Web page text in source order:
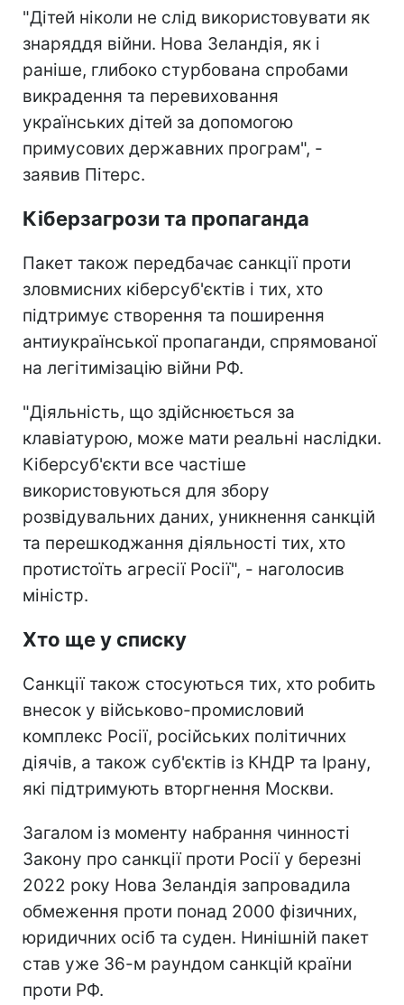
"Дітей ніколи не слід використовувати як
знаряддя війни. Нова Зеландія, як і
раніше, глибоко стурбована спробами
викрадення та перевиховання
українських дітей за допомогою
примусових державних програм", -
заявив Пітерс.
Кіберзагрози та пропаганда
Пакет також передбачає санкції проти
зловмисних кіберсуб'єктів і тих, хто
підтримує створення та поширення
антиукраїнської пропаганди, спрямованої
на легітимізацію війни РФ.
"Діяльність, що здійснюється за
клавіатурою, може мати реальні наслідки.
Кіберсуб'єкти все частіше
використовуються для збору
розвідувальних даних, уникнення санкцій
та перешкоджання діяльності тих, хто
протистоїть агресії Росії", - наголосив
міністр.
Хто ще у списку
Санкції також стосуються тих, хто робить
внесок у військово-промисловий
комплекс Росії, російських політичних
діячів, а також суб'єктів із КНДР та Ірану,
які підтримують вторгнення Москви.
Загалом із моменту набрання чинності
Закону про санкції проти Росії у березні
2022 року Нова Зеландія запровадила
обмеження проти понад 2000 фізичних,
юридичних осіб та суден. Нинішній пакет
став уже 36-м раундом санкцій країни
проти РФ.